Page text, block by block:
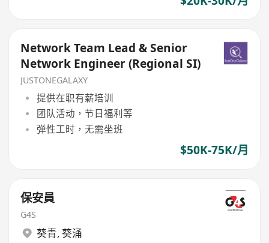
Network Team Lead & Senior
Network Engineer (Regional SI)
JUSTONEGALAXY
提供在职有薪培训
团队活动，节日福利等
弹性工时，无需坐班
$50K-75K/月
保安員
G4S
葵青, 葵涌